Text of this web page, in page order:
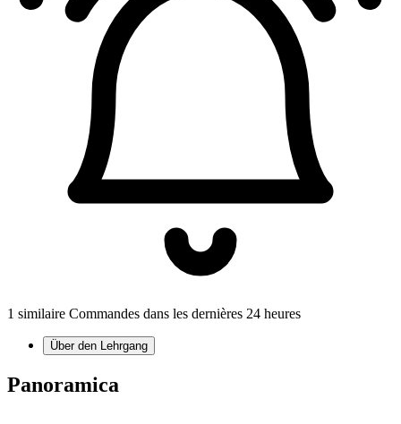
1 similaire Commandes dans les dernières 24 heures
Über den Lehrgang
Panoramica